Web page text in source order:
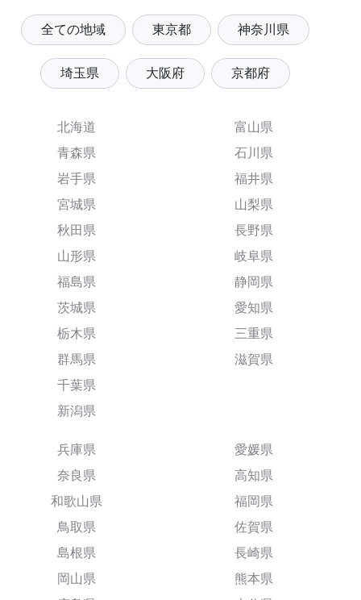
全ての地域 東京都 神奈川県
埼玉県 大阪府 京都府
北海道
青森県
岩手県
宮城県
秋田県
山形県
福島県
茨城県
栃木県
群馬県
千葉県
新潟県
富山県
石川県
福井県
山梨県
長野県
岐阜県
静岡県
愛知県
三重県
滋賀県
兵庫県
奈良県
和歌山県
鳥取県
島根県
岡山県
愛媛県
高知県
福岡県
佐賀県
長崎県
熊本県